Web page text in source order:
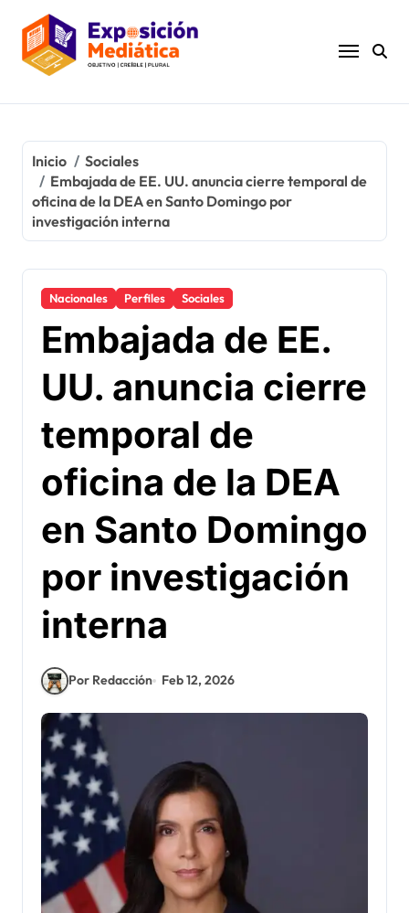
contenido
Inicio
Sociales
Embajada de EE. UU. anuncia cierre temporal de
oficina de la DEA en Santo Domingo por
investigación interna
Nacionales Perfiles Sociales
Embajada de EE.
UU. anuncia cierre
temporal de
oficina de la DEA
en Santo Domingo
por investigación
interna
Por Redacción Feb 12, 2026